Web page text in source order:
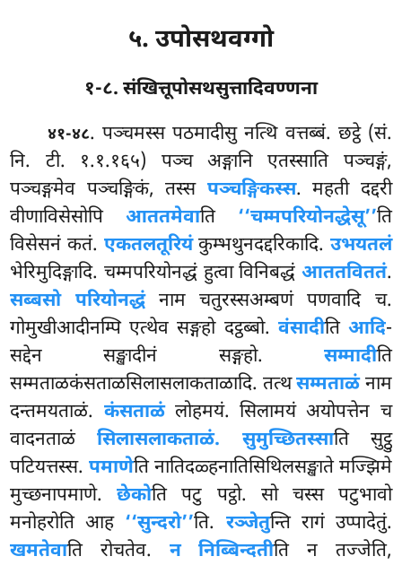
५. उपोसथवग्गो
१-८. संखित्तूपोसथसुत्तादिवण्णना
४१-४८. पञ्चमस्स पठमादीसु नत्थि वत्तब्बं. छट्ठे (सं.
नि. टी. १.१.१६५) पञ्च अङ्गानि एतस्साति पञ्चङ्गं,
पञ्चङ्गमेव पञ्चङ्गिकं, तस्स पञ्चङ्गिकस्स. महती दद्दरी
वीणाविसेसोपि आततमेवाति ‘‘चम्मपरियोनद्धेसू’’ति
विसेसनं कतं. एकतलतूरियंकुम्भथुनदद्दरिकादि. उभयतलं
भेरिमुदिङ्गादि. चम्मपरियोनद्धं हुत्वा विनिबद्धं आततविततं.
सब्बसो परियोनद्धंनाम चतुरस्सअम्बणं पणवादि च.
गोमुखीआदीनम्पि एत्थेव सङ्गहो दट्ठब्बो. वंसादीति आदि-
सद्देन सङ्खादीनं सङ्गहो. सम्मादीति
सम्मताळकंसताळसिलासलाकताळादि. तत्थसम्मताळंनाम
दन्तमयताळं. कंसताळंलोहमयं. सिलामयं अयोपत्तेन च
वादनताळंसिलासलाकताळं. सुमुच्छितस्साति सुट्ठु
पटियत्तस्स.पमाणेतिनातिदळ्हनातिसिथिलसङ्खाते मज्झिमे
मुच्छनापमाणे.छेकोति पटु पट्ठो. सो चस्स पटुभावो
मनोहरोति आह ‘‘सुन्दरो’’ति. रञ्जेतुन्ति रागं उप्पादेतुं.
खमतेवाति रोचतेव. न निब्बिन्दतीति न तज्जेति,